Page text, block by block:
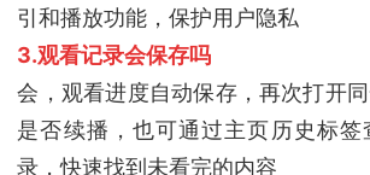
引和播放功能，保护用户隐私
3.观看记录会保存吗
会，观看进度自动保存，再次打开
是否续播，也可通过主页历史标签
录，快速找到未看完的内容